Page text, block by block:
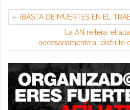
¡BASTA DE MUERTES EN EL
La AN reitera: el
necesariamente al disfrute